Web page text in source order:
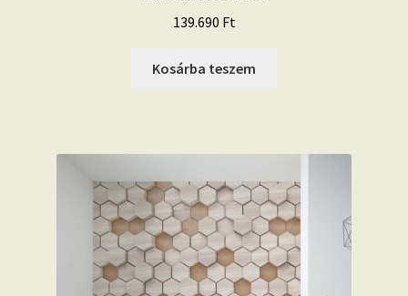
139.690 Ft
Kosárba teszem